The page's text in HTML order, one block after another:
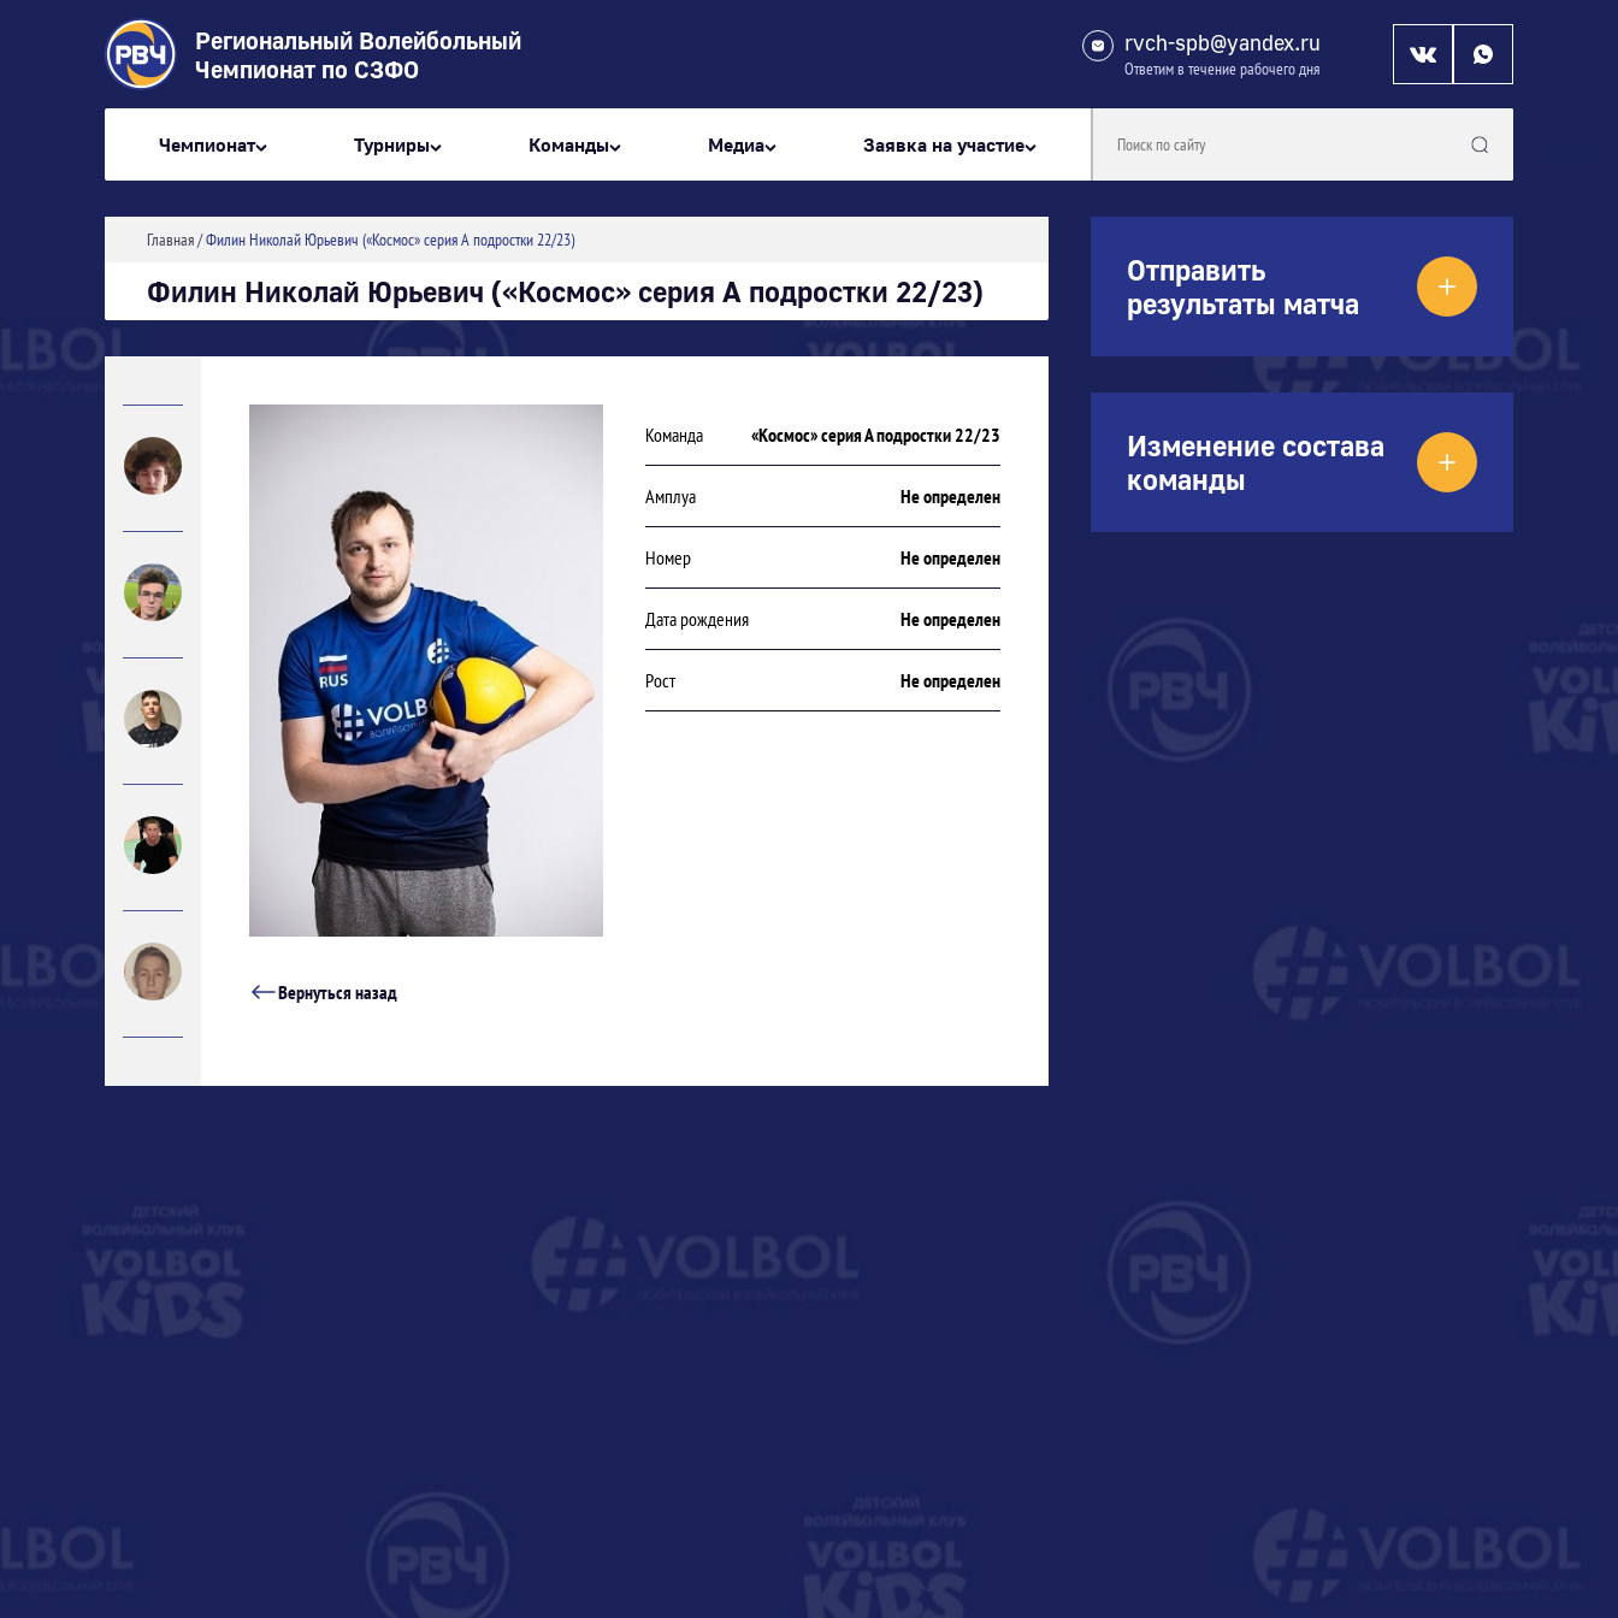
Региональный Волейбольный
Чемпионат по СЗФО
rvch-spb@yandex.ru
Ответим в течение рабочего дня
Чемпионат Турниры Команды Медиа Заявка на участие
Главная/Филин Николай Юрьевич («Космос» серия А подростки 22/23)
Филин Николай Юрьевич («Космос» серия А подростки 22/23)
Команда «Космос» серия А подростки 22/23
Амплуа Не определен
Номер Не определен
Дата рождения Не определен
Рост Не определен
Вернуться назад
Отправить
результаты матча
Изменение состава
команды